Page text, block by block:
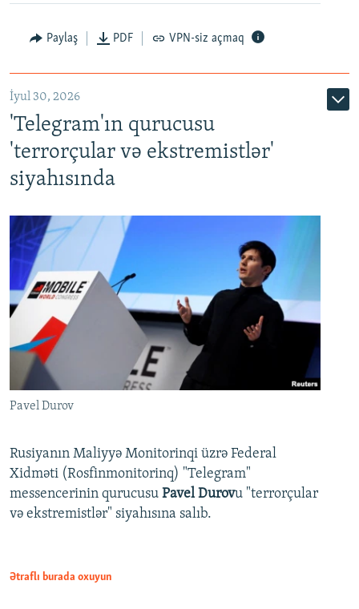
Paylaş PDF VPN-siz açmaq
İyul 30, 2026
'Telegram'ın qurucusu
'terrorçular və ekstremistlər'
siyahısında
Pavel Durov
Rusiyanın Maliyyə Monitorinqi üzrə Federal
Xidməti (Rosfinmonitorinq) "Telegram"
messencerinin qurucusu Pavel Durovu "terrorçular
və ekstremistlər" siyahısına salıb.
Ətraflı burada oxuyun